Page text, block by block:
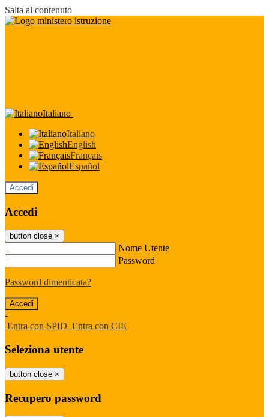
Salta al contenuto
Italiano
Italiano
English
Français
Español
Accedi
Accedi
button close ×
Nome Utente
Password
Password dimenticata?
-
Entra con SPID Entra con CIE
Seleziona utente
button close ×
Recupero password